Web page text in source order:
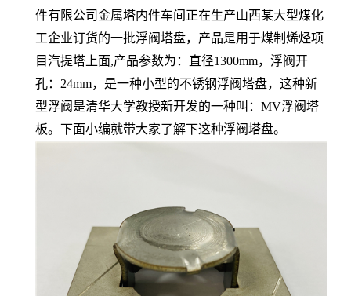
件有限公司金属塔内件车间正在生产山西某大型煤化
工企业订货的一批浮阀塔盘，产品是用于煤制烯烃项
目汽提塔上面,产品参数为：直径1300mm，浮阀开
孔：24mm，是一种小型的不锈钢浮阀塔盘，这种新
型浮阀是清华大学教授新开发的一种叫：MV浮阀塔
板。下面小编就带大家了解下这种浮阀塔盘。